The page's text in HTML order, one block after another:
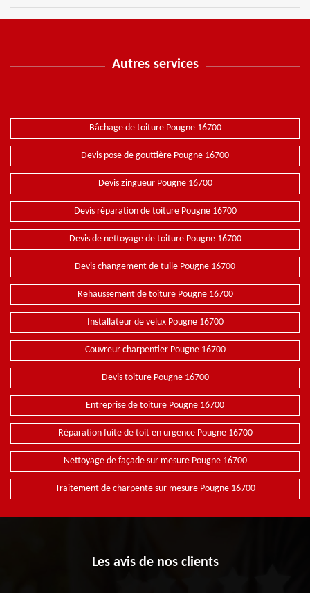
Autres services
Bâchage de toiture Pougne 16700
Devis pose de gouttière Pougne 16700
Devis zingueur Pougne 16700
Devis réparation de toiture Pougne 16700
Devis de nettoyage de toiture Pougne 16700
Devis changement de tuile Pougne 16700
Rehaussement de toiture Pougne 16700
Installateur de velux Pougne 16700
Couvreur charpentier Pougne 16700
Devis toiture Pougne 16700
Entreprise de toiture Pougne 16700
Réparation fuite de toit en urgence Pougne 16700
Nettoyage de façade sur mesure Pougne 16700
Traitement de charpente sur mesure Pougne 16700
Les avis de nos clients